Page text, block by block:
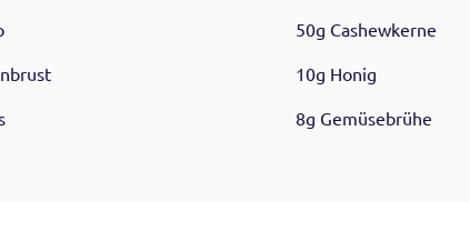
50g Cashewkerne
10g Honig
8g Gemüsebrühe